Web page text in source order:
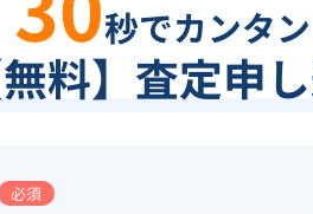
秒でカンタン
無料】査定申
必須